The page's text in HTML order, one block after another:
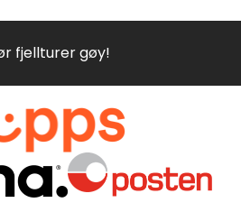
fjellturer gøy!